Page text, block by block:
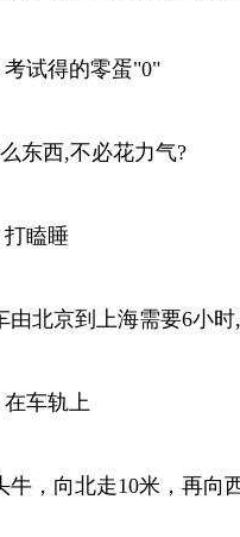
试得的零蛋"0"
西,不必花力气?
瞌睡
北京到上海需要6小时,
车轨上
向北走10米，再向西